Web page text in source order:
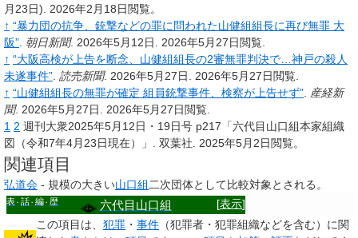
月23日).
2026年2月18日閲覧。
↑ “暴力団の抗争、銃撃などの罪に問われた山健組組長に再び無罪 大
阪” 朝日新聞. 2026年5月12日 . 2026年5月27日閲覧
↑ “大阪高検が上告を断念、山健組組長の2審無罪判決で…神戸の殺人
未遂事件” 読売新聞. 2026年5月27日 . 2026年5月27日閲覧
↑ “山健組組長の無罪が確定 組員銃撃事件、検察が上告せず” 産経新
聞. 2026年5月27日 . 2026年5月27日閲覧
1 2 週刊大衆2025年5月12日・19日号 p217「六代目山口組本家組織
図（令和7年4月23日現在）」. 双葉社. 2025年5月2日閲覧。
関連項目
弘道会 - 規模の大きい山口組 二次団体として比較対象とされる。
[表示]
表 話 編 歴 六代目山口組
この項目は、 犯罪 ・ 事件 （犯罪者・犯罪組織などを含む）に関